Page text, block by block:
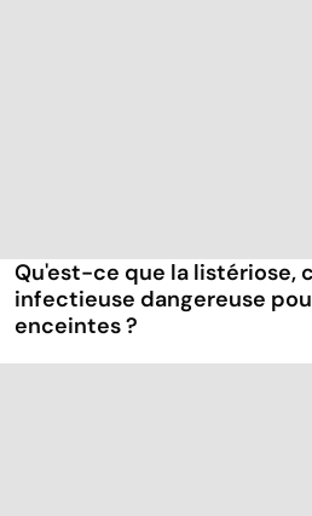
Qu'est-ce que la listériose,
infectieuse dangereuse
enceintes ?